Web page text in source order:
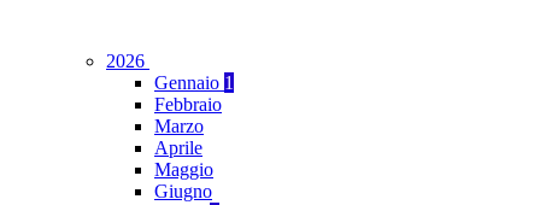
2026
Gennaio 1
Febbraio
Marzo
Aprile
Maggio
Giugno